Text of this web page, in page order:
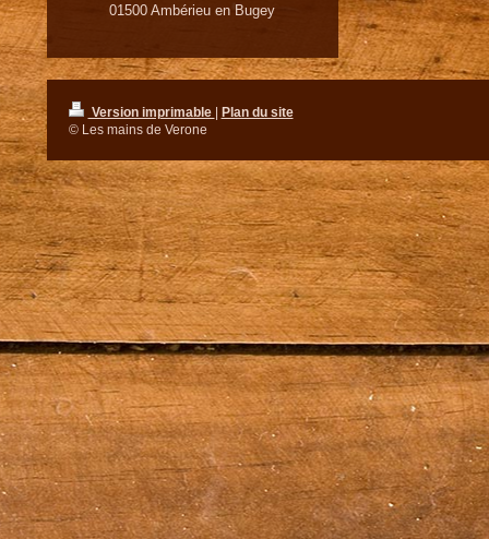
01500 Ambérieu en Bugey
Version imprimable | Plan du site
© Les mains de Verone